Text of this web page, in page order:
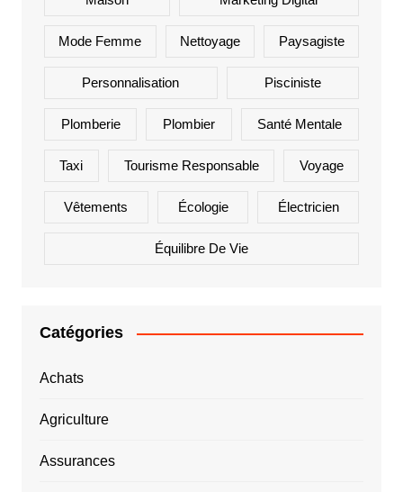
Mode Femme Nettoyage Paysagiste
Personnalisation Pisciniste
Plomberie Plombier Santé Mentale
Taxi Tourisme Responsable Voyage
Vêtements Écologie Électricien
Équilibre De Vie
Catégories
Achats
Agriculture
Assurances